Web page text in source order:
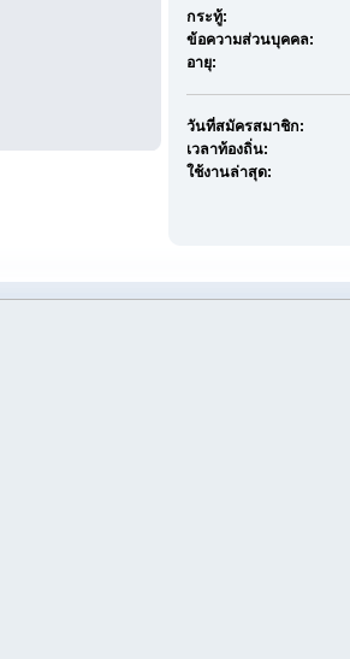
กระทู้:
ข้อความส่วนบุคคล:
อายุ:
วันที่สมัครสมาชิก:
เวลาท้องถิ่น:
ใช้งานล่าสุด: